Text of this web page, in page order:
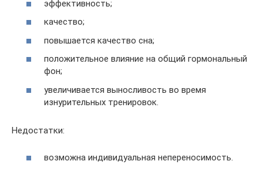
эффективность;
качество;
повышается качество сна;
положительное влияние на общий гормональный
фон;
увеличивается выносливость во время
изнурительных тренировок.
Недостатки:
возможна индивидуальная непереносимость.